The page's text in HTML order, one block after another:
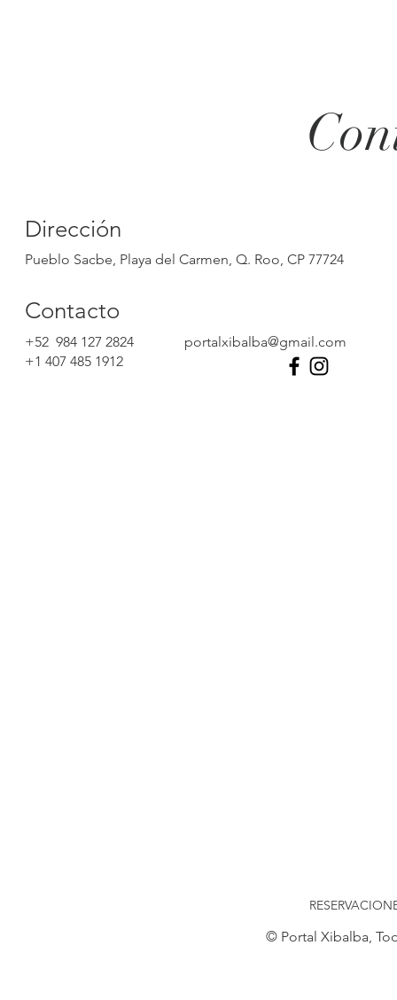
Dirección
Pueblo Sacbe, Playa del Carmen, Q. Roo, CP 77724
Contacto
+52 984 127 2824
+1 407 485 1912
portalxibalba@gmail.com
© Portal Xibalba,